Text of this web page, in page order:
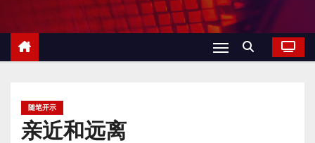
随笔开示
亲近和远离